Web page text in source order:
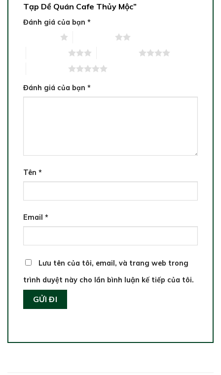
Tạp Dề Quán Cafe Thủy Mộc”
Đánh giá của bạn *
Đánh giá của bạn *
Tên *
Email *
Lưu tên của tôi, email, và trang web trong
trình duyệt này cho lần bình luận kế tiếp của tôi.